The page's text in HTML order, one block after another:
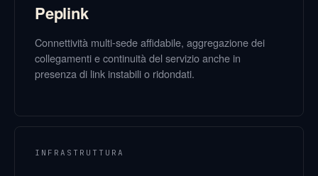
Peplink
Connettività multi-sede affidabile, aggregazione dei
collegamenti e continuità del servizio anche in
presenza di link instabili o ridondati.
INFRASTRUTTURA